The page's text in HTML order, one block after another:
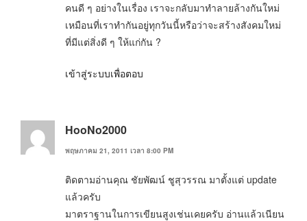
คนดี ๆ อย่างในเรื่อง เราจะกลับมาทำลายล้างกันใหม่
เหมือนที่เราทำกันอยู่ทุกวันนี้หรือว่าจะสร้างสังคมใหม่
ที่มีแต่สิ่งดี ๆ ให้แก่กัน ?
เข้าสู่ระบบเพื่อตอบ
HooNo2000
พฤษภาคม 21, 2011 เวลา 8:00 PM
ติดตามอ่านคุณ ชัยพัฒน์ ชูสุวรรณ มาตั้งแต่ update
แล้วครับ
มาตราฐานในการเขียนสูงเช่นเคยครับ อ่านแล้วเนียน